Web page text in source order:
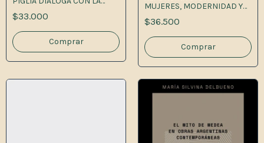
GENERAC ION DEL 37
$33.000
MUJERES, MODERNIDAD Y
LITERATURA
$36.500